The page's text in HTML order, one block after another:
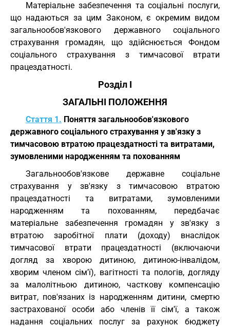
Матеріальне забезпечення та соціальні послуги,
що надаються за цим Законом, є окремим видом
загальнообов'язкового державного соціального
страхування громадян, що здійснюється Фондом
соціального страхування з тимчасової втрати
працездатності.
Розділ I
ЗАГАЛЬНІ ПОЛОЖЕННЯ
Стаття 1. Поняття загальнообов'язкового
державного соціального страхування у зв'язку з
тимчасовою втратою працездатності та витратами,
зумовленими народженням та похованням
Загальнообов'язкове державне соціальне
страхування у зв'язку з тимчасовою втратою
працездатності та витратами, зумовленими
народженням та похованням, передбачає
матеріальне забезпечення громадян у зв'язку з
втратою заробітної плати (доходу) внаслідок
тимчасової втрати працездатності (включаючи
догляд за хворою дитиною, дитиною-інвалідом,
хворим членом сім'ї), вагітності та пологів, догляду
за малолітньою дитиною, часткову компенсацію
витрат, пов'язаних із народженням дитини, смертю
застрахованої особи або членів її сім'ї, а також
надання соціальних послуг за рахунок бюджету